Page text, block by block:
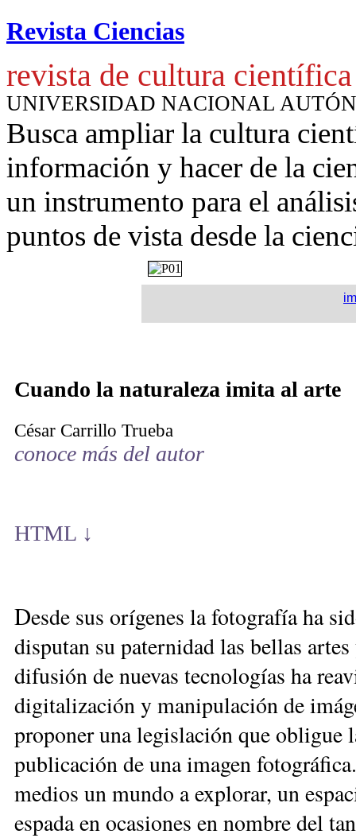
Revista Ciencias
revista de cultura científica
UNIVERSIDAD NACIONAL
Busca ampliar la cultura
información y hacer de la
un instrumento para el
puntos de vista desde la
Cuando la naturaleza imita al arte
César Carrillo Trueba
conoce más del autor
HTML ↓
Desde sus orígenes la fotografía ha
disputan su paternidad las bellas
difusión de nuevas tecnologías ha
digitalización y manipulación de
proponer una legislación que obligue
publicación de una imagen
medios un mundo a explorar, un
espada en ocasiones en nombre del